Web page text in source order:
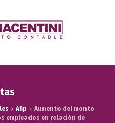
Afip
Aumento del monto
empleados en relación de